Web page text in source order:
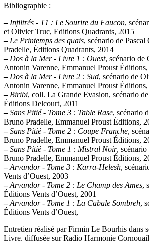
Bibliographie :
– Infiltrés - T1 : Le Sourire du Faucon,
et Olivier Truc, Editions Quadrants, 2015
– Le Printemps des quais, scénario de
Pradelle, Éditions Quadrants, 2014
– Dos à la Mer - Livre 1 : Ouest, scénario
Antonin Varenne, Emmanuel Proust
– Dos à la Mer - Livre 2 : Sud, scénario de
Antonin Varenne, Emmanuel Proust
– Biribi, coll. La Grande Evasion, scénario
Éditions Delcourt, 2011
– Sans Pitié - Tome 3 : Table Rase, scénario
Bruno Pradelle, Emmanuel Proust Éditions,
– Sans Pitié - Tome 2 : Coupe Franche,
Bruno Pradelle, Emmanuel Proust Éditions,
– Sans Pitié - Tome 1 : Mistral Noir, scénario
Bruno Pradelle, Emmanuel Proust Éditions,
– Arvandor - Tome 3 : Karra-Helesh,
Vents d’Ouest, 2003
– Arvandor - Tome 2 : Le Champ des Ames,
Éditions Vents d’Ouest, 2001
– Arvandor - Tome 1 : La Cabale Sombreh,
Éditions Vents d’Ouest,
Entretien réalisé par Firmin Le Bourhis dans
Livre, diffusée sur Radio Harmonie